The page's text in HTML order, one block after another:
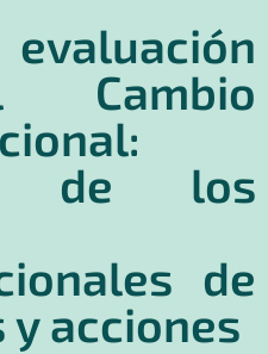
de los
de
acciones